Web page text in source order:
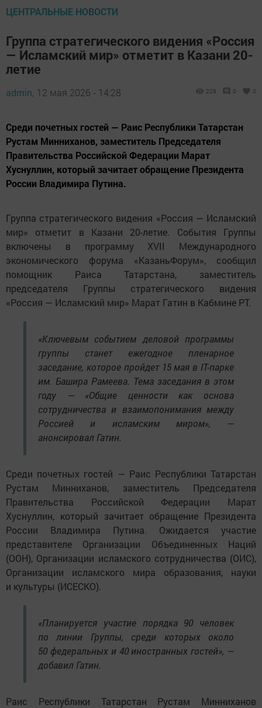
ЦЕНТРАЛЬНЫЕ НОВОСТИ
Группа стратегического видения «Россия
— Исламский мир» отметит в Казани 20-
летие
admin, 12 мая 2026 - 14:28 229 0 0
Среди почетных гостей — Раис Республики Татарстан
Рустам Минниханов, заместитель Председателя
Правительства Российской Федерации Марат
Хуснуллин, который зачитает обращение Президента
России Владимира Путина.
Группа стратегического видения «Россия — Исламский
мир» отметит в Казани 20-летие. События Группы
включены в программу XVII Международного
экономического форума «КазаньФорум», сообщил
помощник Раиса Татарстана, заместитель
председателя Группы стратегического видения
«Россия — Исламский мир» Марат Гатин в Кабмине РТ.
«Ключевым событием деловой программы
группы станет ежегодное пленарное
заседание, которое пройдет 15 мая в IT-парке
им. Башира Рамеева. Тема заседания в этом
году — «Общие ценности как основа
сотрудничества и взаимопонимания между
Россией и исламским миром», —
анонсировал Гатин.
Среди почетных гостей — Раис Республики Татарстан
Рустам Минниханов, заместитель Председателя
Правительства Российской Федерации Марат
Хуснуллин, который зачитает обращение Президента
России Владимира Путина. Ожидается участие
представителе Организации Объединенных Наций
(ООН), Организации исламского сотрудничества (ОИС),
Организации исламского мира образования, науки
и культуры (ИСЕСКО).
«Планируется участие порядка 90 человек
по линии Группы, среди которых около
50 федеральных и 40 иностранных гостей», —
добавил Гатин.
Раис Республики Татарстан Рустам Минниханов